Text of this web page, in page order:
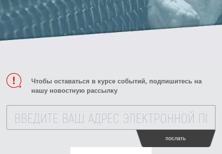
Zirve Extrussion
Мы ответим как можно скорее
Чтобы оставаться в курсе событий, подпишитесь на
нашу новостную рассылку
послать